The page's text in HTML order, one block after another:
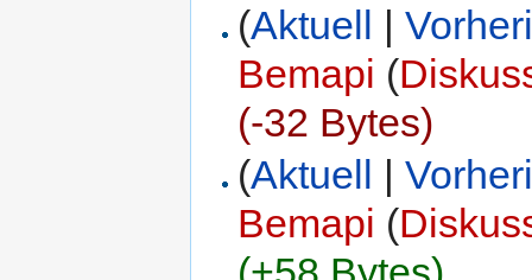
(Aktuell |
Bemapi (
(-32 Bytes)
(Aktuell |
Bemapi (